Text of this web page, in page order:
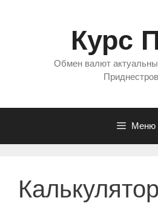
Курс
Обмен валют
Меню